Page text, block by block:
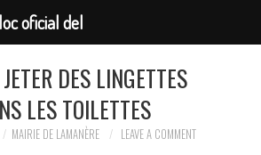
DES LINGETTES
LES TOILETTES
MAIRIE DE LAMANÈRE LEAVE A COMMENT
oficial del